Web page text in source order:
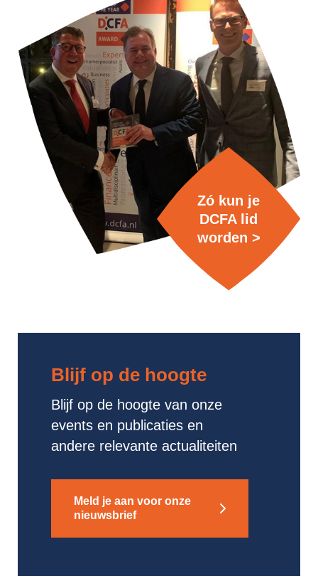
Zó kun je
DCFA lid
worden >
Blijf op de hoogte
Blijf op de hoogte van onze
events en publicaties en
andere relevante actualiteiten
Meld je aan voor onze
nieuwsbrief